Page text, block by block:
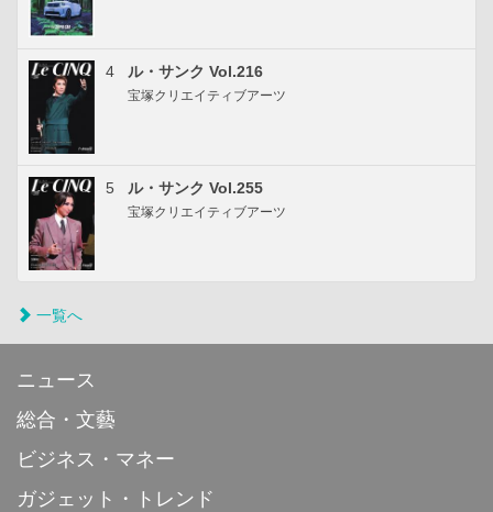
4 ル・サンク Vol.216
宝塚クリエイティブアーツ
5 ル・サンク Vol.255
宝塚クリエイティブアーツ
一覧へ
ニュース
総合・文藝
ビジネス・マネー
ガジェット・トレンド